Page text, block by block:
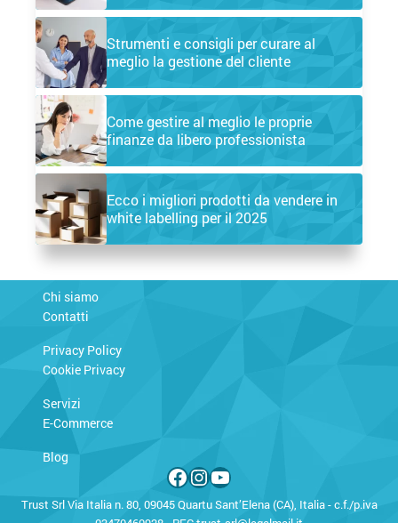
Strumenti e consigli per curare al
meglio la gestione del cliente
Come gestire al meglio le proprie
finanze da libero professionista
Ecco i migliori prodotti da vendere in
white labelling per il 2025
Chi siamo
Contatti
Privacy Policy
Cookie Privacy
Servizi
E-Commerce
Blog
Facebook
Instagram
YouTube
Trust Srl Via Italia n. 80, 09045 Quartu Sant’Elena (CA), Italia - c.f./p.iva